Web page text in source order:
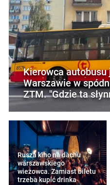
Kierowca autobusu
Warszawie w
ZTM. "Gdzie ta
Rusza kino na dachu
warszawskiego
wieżowca. Zamiast biletu
trzeba kupić drinka